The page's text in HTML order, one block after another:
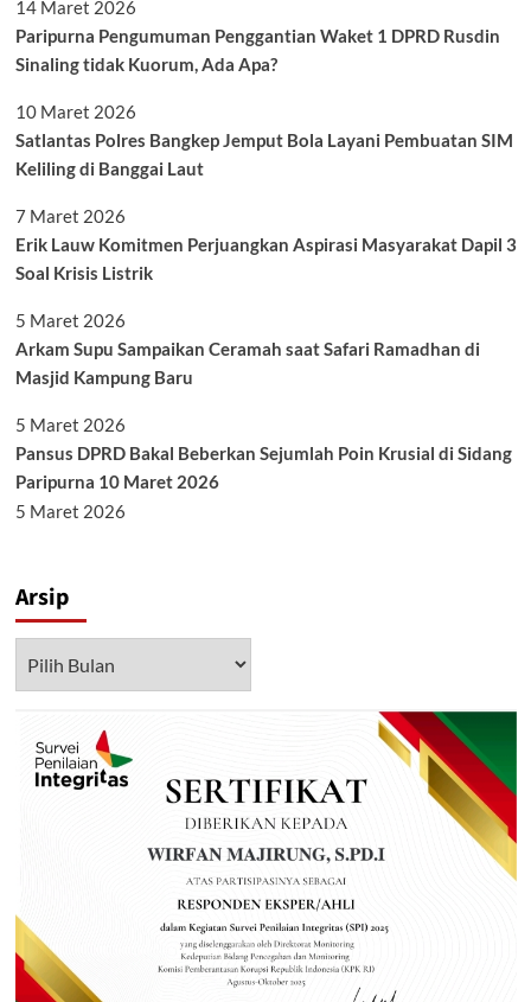
14 Maret 2026
Paripurna Pengumuman Penggantian Waket 1 DPRD Rusdin
Sinaling tidak Kuorum, Ada Apa?
10 Maret 2026
Satlantas Polres Bangkep Jemput Bola Layani Pembuatan SIM
Keliling di Banggai Laut
7 Maret 2026
Erik Lauw Komitmen Perjuangkan Aspirasi Masyarakat Dapil 3
Soal Krisis Listrik
5 Maret 2026
Arkam Supu Sampaikan Ceramah saat Safari Ramadhan di
Masjid Kampung Baru
5 Maret 2026
Pansus DPRD Bakal Beberkan Sejumlah Poin Krusial di Sidang
Paripurna 10 Maret 2026
5 Maret 2026
Arsip